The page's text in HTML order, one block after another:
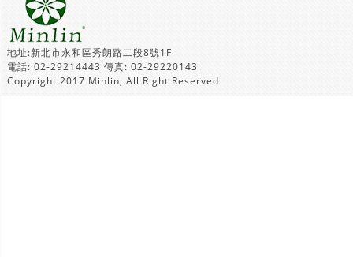
地址:新北市永和區秀朗路二段8號1F
電話: 02-29214443 傳真: 02-29220143
Copyright 2017 Minlin, All Right Reserved